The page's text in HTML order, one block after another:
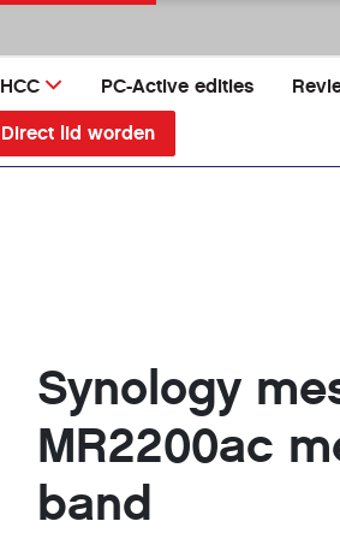
HCC PC-Active edities
Direct lid worden
Synology
MR2200ac
band